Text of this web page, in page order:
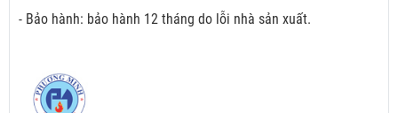
- Bảo hành: bảo hành 12 tháng do lỗi nhà sản xuất.